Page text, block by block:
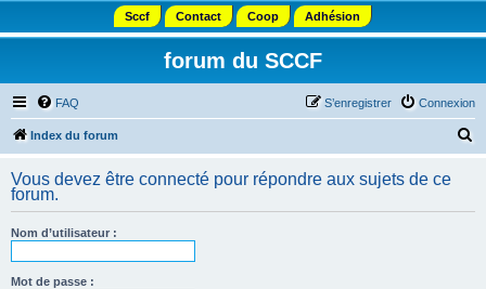
Sccf Contact Coop Adhésion
forum du SCCF
FAQ Connexion
S’enregistrer
Index du forum
h
Vous devez être connecté pour répondre aux sujets de ce
forum.
Nom d’utilisateur :
Mot de passe :